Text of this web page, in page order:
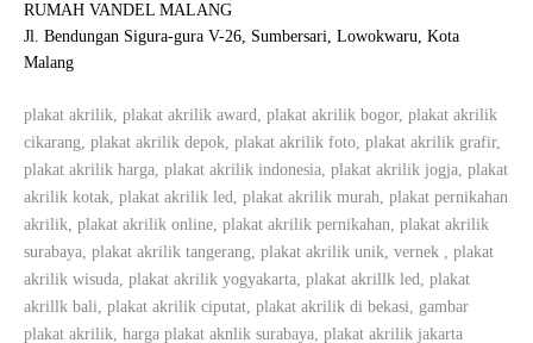
RUMAH VANDEL MALANG
Jl. Bendungan Sigura-gura V-26, Sumbersari, Lowokwaru, Kota
Malang
plakat akrilik, plakat akrilik award, plakat akrilik bogor, plakat akrilik
cikarang, plakat akrilik depok, plakat akrilik foto, plakat akrilik grafir,
plakat akrilik harga, plakat akrilik indonesia, plakat akrilik jogja, plakat
akrilik kotak, plakat akrilik led, plakat akrilik murah, plakat pernikahan
akrilik, plakat akrilik online, plakat akrilik pernikahan, plakat akrilik
surabaya, plakat akrilik tangerang, plakat akrilik unik, vernek , plakat
akrilik wisuda, plakat akrilik yogyakarta, plakat akrillk led, plakat
akrillk bali, plakat akrilik ciputat, plakat akrilik di bekasi, gambar
plakat akrilik, harga plakat aknlik surabaya, plakat akrilik jakarta